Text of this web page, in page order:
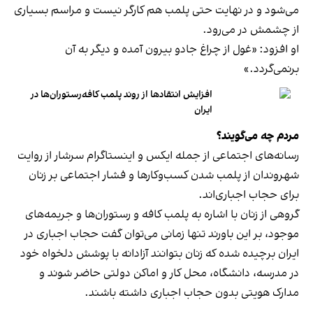
می‌شود و در نهایت حتی پلمب هم کارگر نیست و مراسم بسیاری
از چشمش در می‌رود.
او افزود: «غول از چراغ جادو بیرون آمده و دیگر به آن
برنمی‎‌گردد.»
افزایش انتقادها از روند پلمب کافه‌رستوران‌ها در
ایران
مردم چه می‌گویند؟
رسانه‎‌های اجتماعی از جمله ایکس و اینستاگرام سرشار از روایت
شهروندان از پلمب شدن کسب‌وکارها و فشار اجتماعی بر زنان
برای حجاب اجباری‌اند.
گروهی از زنان با اشاره به پلمب کافه و رستوران‌ها و جریمه‌های
موجود، بر این باورند تنها زمانی می‌توان گفت حجاب اجباری در
ایران برچیده شده که زنان بتوانند آزادانه با پوشش دلخواه خود
در مدرسه، دانشگاه، محل کار و اماکن دولتی حاضر شوند و
مدارک هویتی بدون حجاب اجباری داشته باشند.